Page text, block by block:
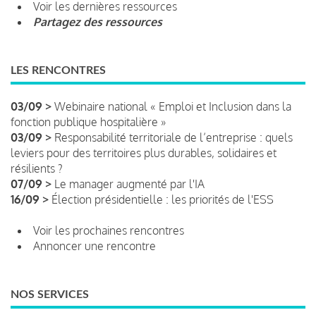
Voir les dernières ressources
Partagez des ressources
LES RENCONTRES
03/09 > Webinaire national « Emploi et Inclusion dans la
fonction publique hospitalière »
03/09 > Responsabilité territoriale de l’entreprise : quels
leviers pour des territoires plus durables, solidaires et
résilients ?
07/09 > Le manager augmenté par l'IA
16/09 > Élection présidentielle : les priorités de l'ESS
Voir les prochaines rencontres
Annoncer une rencontre
NOS SERVICES